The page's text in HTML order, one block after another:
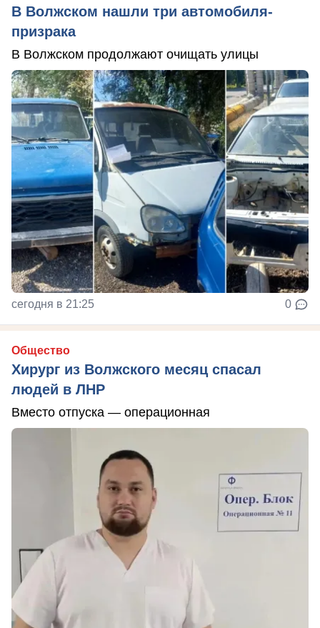
В Волжском нашли три автомобиля-
призрака
В Волжском продолжают очищать улицы
сегодня в 21:25 0
Общество
Хирург из Волжского месяц спасал
людей в ЛНР
Вместо отпуска — операционная